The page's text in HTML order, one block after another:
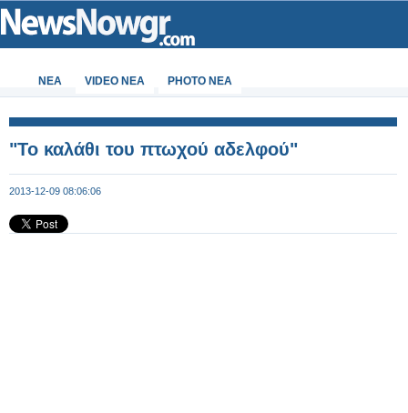
ΝΕΑ VIDEO NEA PHOTO NEA
"Το καλάθι του πτωχού αδελφού"
2013-12-09 08:06:06